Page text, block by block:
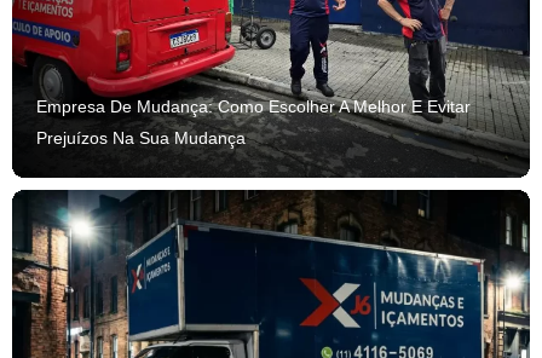
Empresa De Mudança: Como Escolher A Melhor E Evitar
Prejuízos Na Sua Mudança